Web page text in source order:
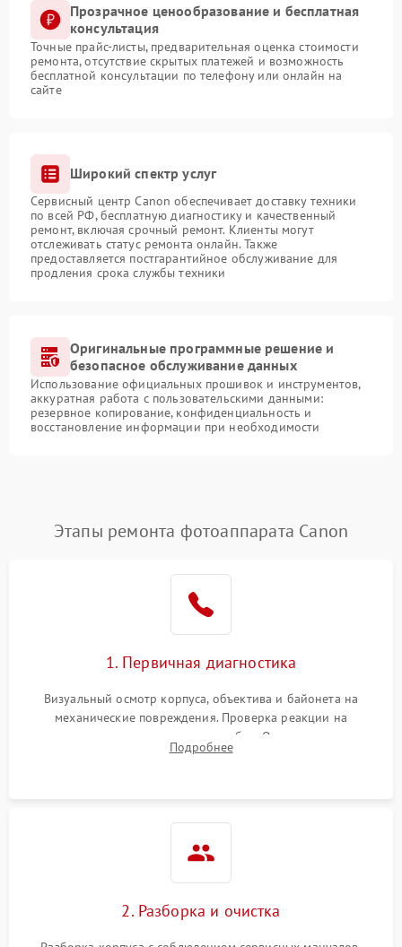
Прозрачное ценообразование и бесплатная
консультация
Точные прайс-листы, предварительная оценка стоимости
ремонта, отсутствие скрытых платежей и возможность
бесплатной консультации по телефону или онлайн на
сайте
Широкий спектр услуг
Сервисный центр Canon обеспечивает доставку техники
по всей РФ, бесплатную диагностику и качественный
ремонт, включая срочный ремонт. Клиенты могут
отслеживать статус ремонта онлайн. Также
предоставляется постгарантийное обслуживание для
продления срока службы техники
Оригинальные программные решение и
безопасное обслуживание данных
Использование официальных прошивок и инструментов,
аккуратная работа с пользовательскими данными:
резервное копирование, конфиденциальность и
восстановление информации при необходимости
Этапы ремонта фотоаппарата Canon
1. Первичная диагностика
Визуальный осмотр корпуса, объектива и байонета на
механические повреждения. Проверка реакции на
включение, считывание кодов ошибок. Оценка состояния
матрицы и затвора, проверка работы автофокуса и вспышки.
Подробнее
2. Разборка и очистка